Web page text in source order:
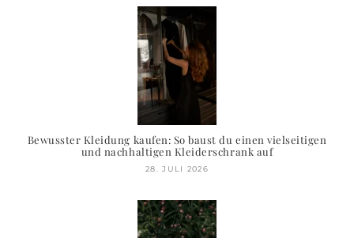
Bewusster Kleidung kaufen: So baust du einen vielseitigen
und nachhaltigen Kleiderschrank auf
28. JULI 2026